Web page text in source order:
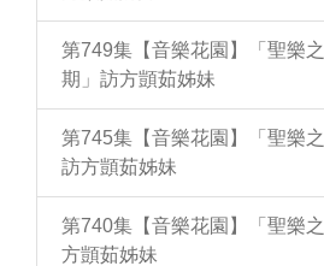
第749集【音樂花園】「聖樂
期」訪方顗茹姊妹
第745集【音樂花園】「聖樂
訪方顗茹姊妹
第740集【音樂花園】「聖樂
方顗茹姊妹